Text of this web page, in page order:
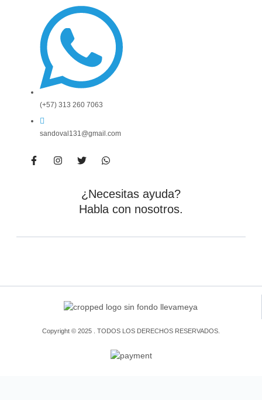
(+57) 313 260 7063
sandoval131@gmail.com
¿Necesitas ayuda?
Habla con nosotros.
Copyright © 2025 . TODOS LOS DERECHOS RESERVADOS.